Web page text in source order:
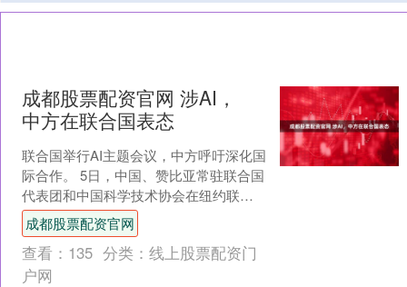
成都股票配资官网 涉AI，
中方在联合国表态
联合国举行AI主题会议，中方呼吁深化国
际合作。 5日，中国、赞比亚常驻联合国
代表团和中国科学技术协会在纽约联合
国总部共同举办“人工智能能力建设国际
合作之友小组会....
成都股票配资官网
查看： 135 分类： 线上股票配资门
户网